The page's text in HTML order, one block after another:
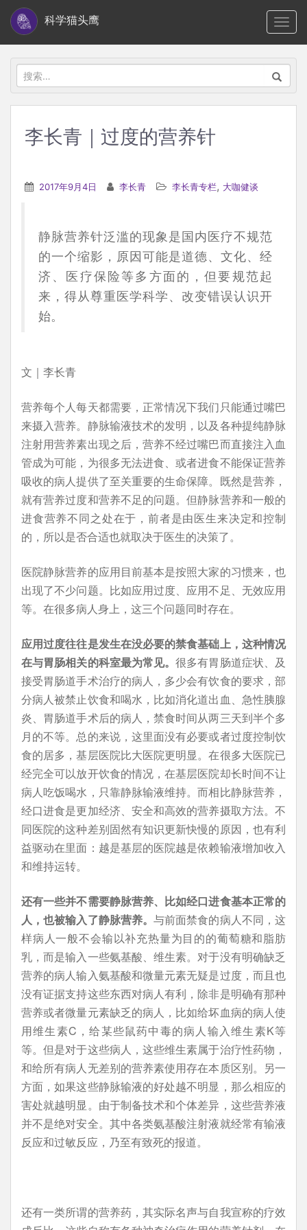
i
科学猫头鹰
搜
索：
李长青｜过度的营养针
2017年9月4日 李长青 李长青专栏, 大咖健谈
静脉营养针泛滥的现象是国内医疗不规范
的一个缩影，原因可能是道德、文化、经
济、医疗保险等多方面的，但要规范起
来，得从尊重医学科学、改变错误认识开
始。
文｜李长青
营养每个人每天都需要，正常情况下我们只能通过嘴巴
来摄入营养。静脉输液技术的发明，以及各种提纯静脉
注射用营养素出现之后，营养不经过嘴巴而直接注入血
管成为可能，为很多无法进食、或者进食不能保证营养
吸收的病人提供了至关重要的生命保障。既然是营养，
就有营养过度和营养不足的问题。但静脉营养和一般的
进食营养不同之处在于，前者是由医生来决定和控制
的，所以是否合适也就取决于医生的决策了。
医院静脉营养的应用目前基本是按照大家的习惯来，也
出现了不少问题。比如应用过度、应用不足、无效应用
等。在很多病人身上，这三个问题同时存在。
应用过度往往是发生在没必要的禁食基础上，这种情况
在与胃肠相关的科室最为常见。很多有胃肠道症状、及
接受胃肠道手术治疗的病人，多少会有饮食的要求，部
分病人被禁止饮食和喝水，比如消化道出血、急性胰腺
炎、胃肠道手术后的病人，禁食时间从两三天到半个多
月的不等。总的来说，这里面没有必要或者过度控制饮
食的居多，基层医院比大医院更明显。在很多大医院已
经完全可以放开饮食的情况，在基层医院却长时间不让
病人吃饭喝水，只靠静脉输液维持。而相比静脉营养，
经口进食是更加经济、安全和高效的营养摄取方法。不
同医院的这种差别固然有知识更新快慢的原因，也有利
益驱动在里面：越是基层的医院越是依赖输液增加收入
和维持运转。
还有一些并不需要静脉营养、比如经口进食基本正常的
人，也被输入了静脉营养。与前面禁食的病人不同，这
样病人一般不会输以补充热量为目的的葡萄糖和脂肪
乳，而是输入一些氨基酸、维生素。对于没有明确缺乏
营养的病人输入氨基酸和微量元素无疑是过度，而且也
没有证据支持这些东西对病人有利，除非是明确有那种
营养或者微量元素缺乏的病人，比如给坏血病的病人使
用维生素C，给某些鼠药中毒的病人输入维生素K等
等。但是对于这些病人，这些维生素属于治疗性药物，
和给所有病人无差别的营养素使用存在本质区别。另一
方面，如果这些静脉输液的好处越不明显，那么相应的
害处就越明显。由于制备技术和个体差异，这些营养液
并不是绝对安全。其中各类氨基酸注射液就经常有输液
反应和过敏反应，乃至有致死的报道。
还有一类所谓的营养药，其实际名声与自我宣称的疗效